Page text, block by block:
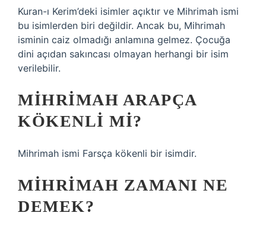
Kuran-ı Kerim’deki isimler açıktır ve Mihrimah ismi
bu isimlerden biri değildir. Ancak bu, Mihrimah
isminin caiz olmadığı anlamına gelmez. Çocuğa
dini açıdan sakıncası olmayan herhangi bir isim
verilebilir.
MIHRIMAH ARAPÇA
KÖKENLI MI?
Mihrimah ismi Farsça kökenli bir isimdir.
MIHRIMAH ZAMANI NE
DEMEK?